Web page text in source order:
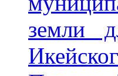
земли